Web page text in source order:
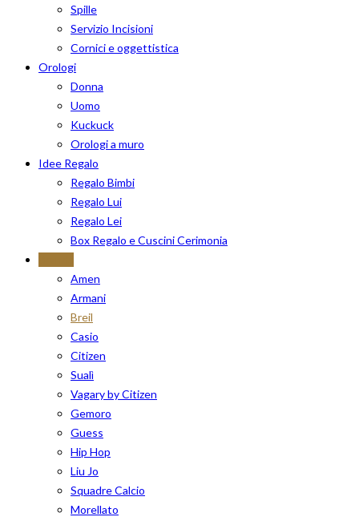
Spille
Servizio Incisioni
Cornici e oggettistica
Orologi
Donna
Uomo
Kuckuck
Orologi a muro
Idee Regalo
Regalo Bimbi
Regalo Lui
Regalo Lei
Box Regalo e Cuscini Cerimonia
Amen
Armani
Breil
Casio
Citizen
Sualì
Vagary by Citizen
Gemoro
Guess
Hip Hop
Liu Jo
Squadre Calcio
Morellato